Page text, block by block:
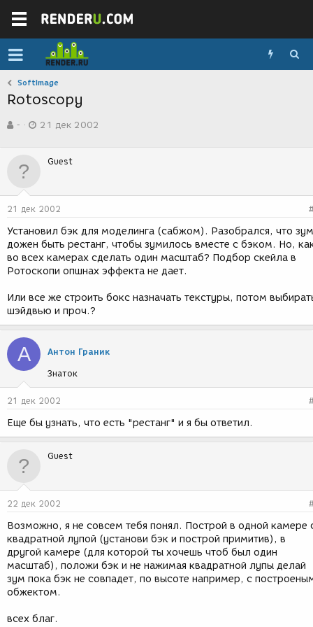
SoftImage
Rotoscopy
в
р
м
-
а
д
н
и
я
21 дек 2002
Guest
21 дек 2002
Установил бэк для моделинга (сабжом). Разобрался, что зум
дожен быть рестанг, чтобы зумилось вместе с бэком. Но,
во всех камерах сделать один масштаб? Подбор скейла в
Ротоскопи опшнах эффекта не дает.
Или все же строить бокс назначать текстуры, потом
шэйдвью и проч.?
А Антон Граник
Знаток
21 дек 2002
Еще бы узнать, что есть "рестанг" и я бы ответил.
Guest
22 дек 2002
Возможно, я не совсем тебя понял. Построй в одной камере
квадратной лупой (установи бэк и построй примитив), в
другой камере (для которой ты хочешь чтоб был один
масштаб), положи бэк и не нажимая квадратной лупы делай
зум пока бэк не совпадет, по высоте например, с
обжектом.
всех благ.